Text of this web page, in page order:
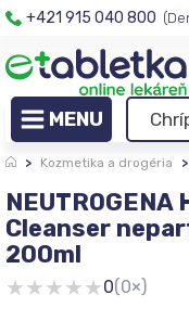
+421 915 040 800
> Kozmetika a drogéria >
Cleanser
200ml
★★★★★0(0×)